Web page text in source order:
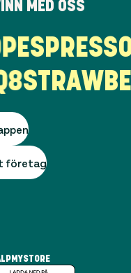
MED OSS
företag
MYSTORE